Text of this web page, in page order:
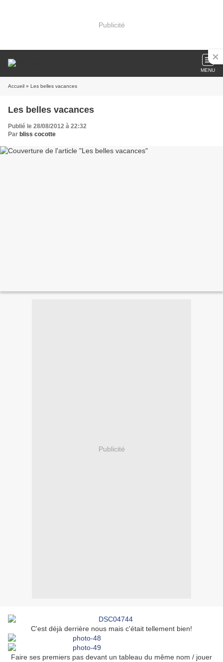
Publicité
MENU
Accueil » Les belles vacances
Les belles vacances
Publié le 28/08/2012 à 22:32
Par bliss cocotte
Publicité
C'est déjà derrière nous mais c'était tellement bien!
Faire ses premiers pas devant un tableau du même nom / jouer